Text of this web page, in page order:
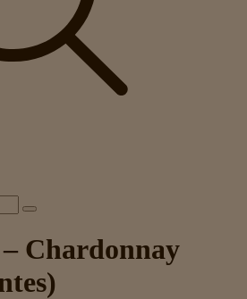
Chardonnay